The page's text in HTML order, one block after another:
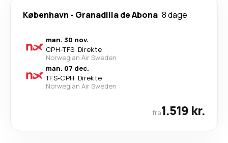
København - Granadilla de Abona 8 dage
man. 30 nov.
CPH-TFS· Direkte
Norwegian Air Sweden
man. 07 dec.
TFS-CPH· Direkte
Norwegian Air Sweden
fra1.519 kr.